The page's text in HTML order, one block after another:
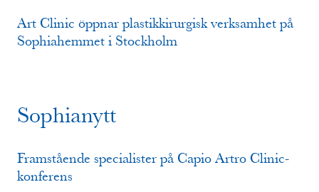
Art Clinic öppnar plastikkirurgisk verksamhet på
Sophiahemmet i Stockholm
Sophianytt
Framstående specialister på Capio Artro Clinic-
konferens